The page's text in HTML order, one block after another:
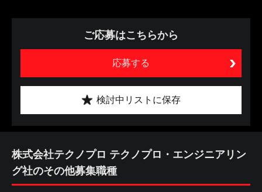
ご応募はこちらから
応募する
検討中リストに保存
株式会社テクノプロ テクノプロ・エンジニアリン
グ社のその他募集職種